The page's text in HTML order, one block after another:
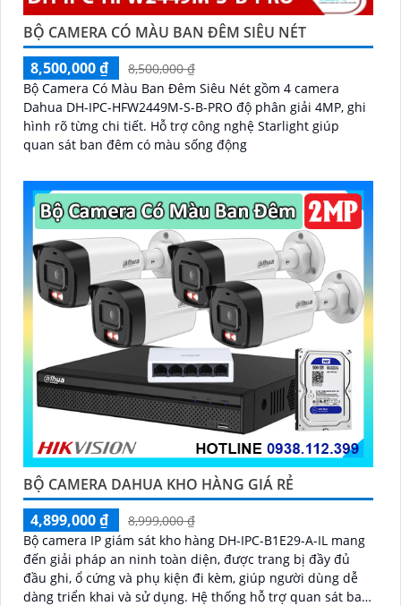
BỘ CAMERA CÓ MÀU BAN ĐÊM SIÊU NÉT
8,500,000 ₫
8,500,000 ₫
Bộ Camera Có Màu Ban Đêm Siêu Nét gồm 4 camera
Dahua DH-IPC-HFW2449M-S-B-PRO độ phân giải 4MP, ghi
hình rõ từng chi tiết. Hỗ trợ công nghệ Starlight giúp
quan sát ban đêm có màu sống động
BỘ CAMERA DAHUA KHO HÀNG GIÁ RẺ
4,899,000 ₫
8,999,000 ₫
Bộ camera IP giám sát kho hàng DH-IPC-B1E29-A-IL mang
đến giải pháp an ninh toàn diện, được trang bị đầy đủ
đầu ghi, ổ cứng và phụ kiện đi kèm, giúp người dùng dễ
dàng triển khai và sử dụng. Hệ thống hỗ trợ quan sát ban